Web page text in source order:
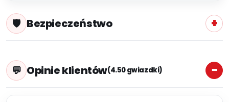
Bezpieczeństwo
Opinie klientów(4.50 gwiazdki)